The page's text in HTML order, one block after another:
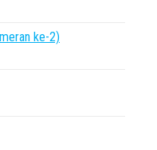
ke-2)